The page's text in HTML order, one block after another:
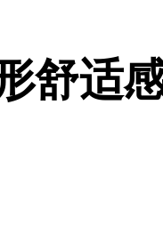
舒适